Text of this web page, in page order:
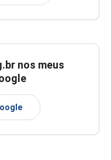
nos meus